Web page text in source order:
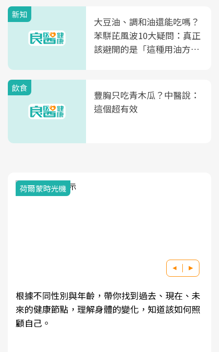
新知
大豆油、調和油還能吃嗎？
苯駢芘風波10大疑問：真正
該避開的是「這種用油方
飲食
豐胸只吃青木瓜？中醫說：
這個超有效
荷爾蒙時光機
根據不同性別與年齡，帶你找到過去、現在、未
來的健康節點，理解身體的變化，知道該如何照
顧自己。